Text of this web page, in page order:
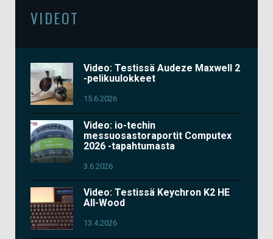
VIDEOT
Video: Testissä Audeze Maxwell 2
-pelikuulokkeet
15.6.2026
Video: io-techin
messuosastoraportit Computex
2026 -tapahtumasta
3.6.2026
Video: Testissä Keychron K2 HE
All-Wood
13.4.2026